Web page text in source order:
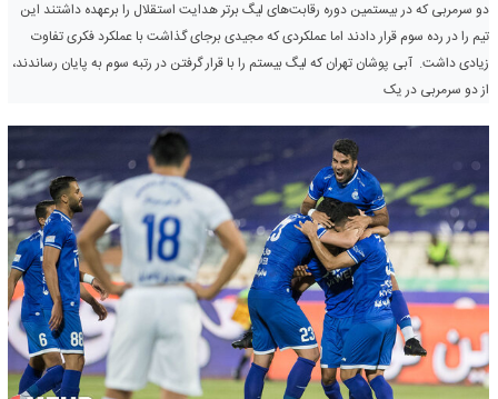
دو سرمربی که در بیستمین دوره رقابت‌های لیگ برتر هدایت استقلال را برعهده داشتند این
تیم را در رده سوم قرار دادند اما عملکردی که مجیدی برجای گذاشت با عملکرد فکری تفاوت
زیادی داشت. آبی پوشان تهران که لیگ بیستم را با قرار گرفتن در رتبه سوم به پایان رساندند،
از دو سرمربی در یک